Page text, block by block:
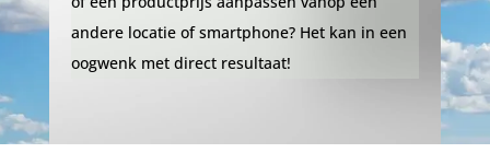
andere locatie of smartphone? Het kan in een
oogwenk met direct resultaat!